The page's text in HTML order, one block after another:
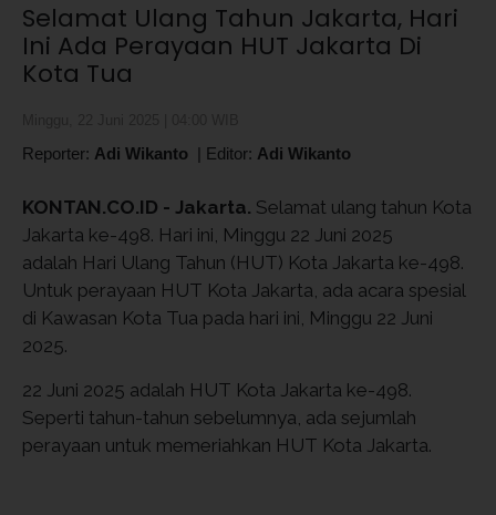
Selamat Ulang Tahun Jakarta, Hari
Ini Ada Perayaan HUT Jakarta Di
Kota Tua
Reporter: Adi Wikanto | Editor: Adi Wikanto
KONTAN.CO.ID - Jakarta. Selamat ulang tahun Kota
Jakarta ke-498. Hari ini, Minggu 22 Juni 2025
adalah Hari Ulang Tahun (HUT) Kota Jakarta ke-498.
Untuk perayaan HUT Kota Jakarta, ada acara spesial
di Kawasan Kota Tua pada hari ini, Minggu 22 Juni
2025.
22 Juni 2025 adalah HUT Kota Jakarta ke-498.
Seperti tahun-tahun sebelumnya, ada sejumlah
perayaan untuk memeriahkan HUT Kota Jakarta.